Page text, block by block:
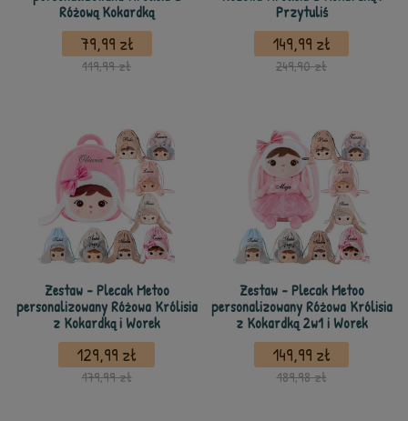
Różową Kokardką
79,99 zł
119,99 zł
Przytuliś
149,99 zł
249,90 zł
Zestaw - Plecak Metoo
personalizowany Różowa Królisia
z Kokardką i Worek
129,99 zł
179,99 zł
Zestaw - Plecak Metoo
personalizowany Różowa Królisia
z Kokardką 2w1 i Worek
149,99 zł
189,98 zł